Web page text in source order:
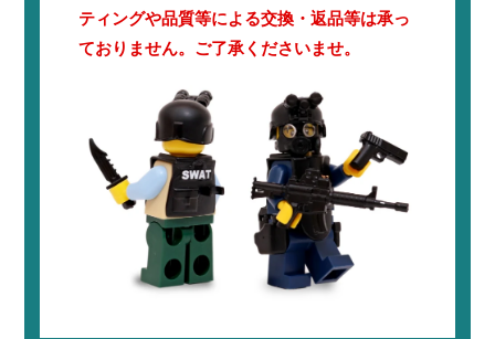
ティングや品質等による交換・返品等は承っ
ておりません。ご了承くださいませ。